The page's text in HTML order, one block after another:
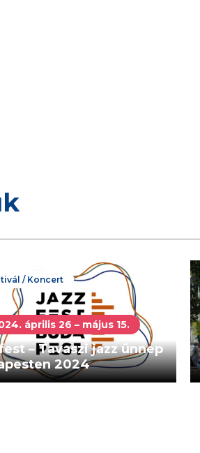
/ Koncert
április 26 – május 15.
– Tavaszi jazz ünnep
2024